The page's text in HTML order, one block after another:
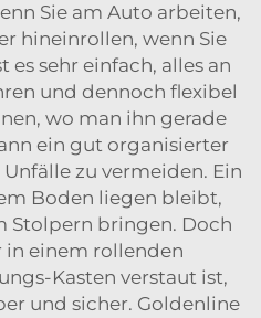
Sie am Auto arbeiten,
hineinrollen, wenn Sie
sehr einfach, alles an
und dennoch flexibel
wo man ihn gerade
ein gut organisierter
zu vermeiden. Ein
Boden liegen bleibt,
Stolpern bringen. Doch
in einem rollenden
Kasten verstaut ist,
und sicher. Goldenline